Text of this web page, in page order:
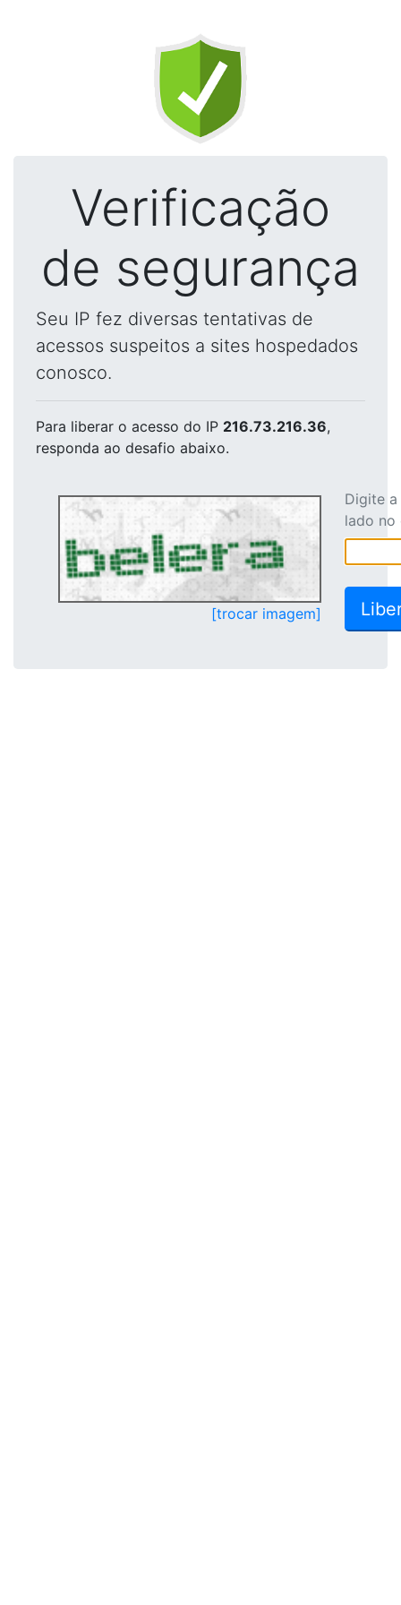
Verificação
de segurança
Seu IP fez diversas tentativas de
acessos suspeitos a sites hospedados
conosco.
Para liberar o acesso do IP 216.73.216.36,
responda ao desafio abaixo.
[trocar imagem]
Digite
lado no